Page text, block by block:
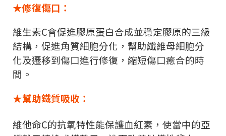
★修復傷口：
維生素C會促進膠原蛋白合成並穩定膠原的三級
結構，促進角質細胞分化，幫助纖維母細胞分
化及遷移到傷口進行修復，縮短傷口癒合的時
間。
★幫助鐵質吸收：
維他命C的抗氧特性能保護血紅素，使當中的亞